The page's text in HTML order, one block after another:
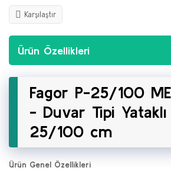
Karşılaştır
Ürün Özellikleri
Fagor P-25/100
- Duvar Tipi
25/100 cm
Ürün Genel Özellikleri